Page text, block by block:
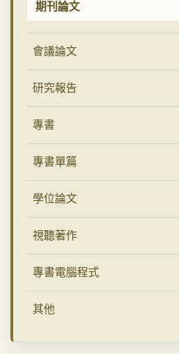
期刊論文
會議論文
研究報告
專書
專書單篇
學位論文
視聽著作
專書電腦程式
其他